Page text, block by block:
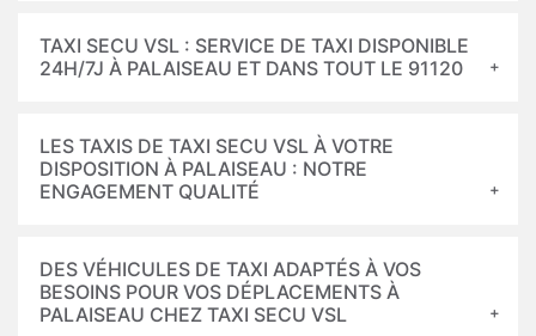
TAXI SECU VSL : SERVICE DE TAXI DISPONIBLE
24H/7J À PALAISEAU ET DANS TOUT LE 91120
LES TAXIS DE TAXI SECU VSL À VOTRE
DISPOSITION À PALAISEAU : NOTRE
ENGAGEMENT QUALITÉ
DES VÉHICULES DE TAXI ADAPTÉS À VOS
BESOINS POUR VOS DÉPLACEMENTS À
PALAISEAU CHEZ TAXI SECU VSL